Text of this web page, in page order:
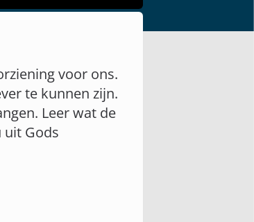
voor ons.
te kunnen zijn.
Leer wat de
uit Gods